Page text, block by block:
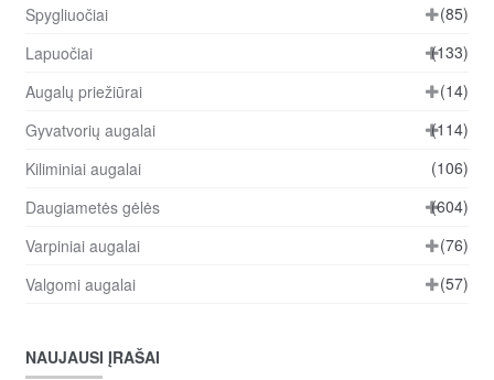
Spygliuočiai
(85)
Lapuočiai
(133)
Augalų priežiūrai
(14)
Gyvatvorių augalai
(114)
Kiliminiai augalai
(106)
Daugiametės gėlės
(604)
Varpiniai augalai
(76)
Valgomi augalai
(57)
NAUJAUSI ĮRAŠAI